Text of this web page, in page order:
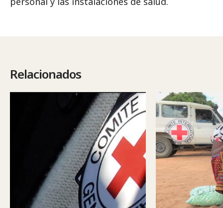
Relacionados